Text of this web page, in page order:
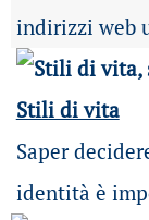
indirizzi web
Stili di vita
Saper
identità è